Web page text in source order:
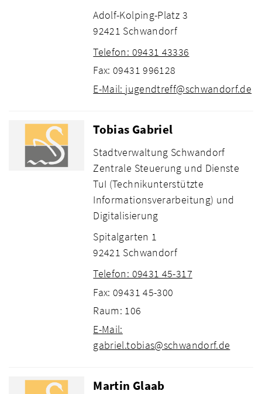
Adolf-Kolping-Platz 3
92421 Schwandorf
Telefon: 09431 43336
Fax: 09431 996128
E-Mail: jugendtreff@schwandorf.de
Tobias Gabriel
Stadtverwaltung Schwandorf
Zentrale Steuerung und Dienste
TuI (Technikunterstützte
Informationsverarbeitung) und
Digitalisierung
Spitalgarten 1
92421 Schwandorf
Telefon: 09431 45-317
Fax: 09431 45-300
Raum: 106
E-Mail:
gabriel.tobias@schwandorf.de
Martin Glaab